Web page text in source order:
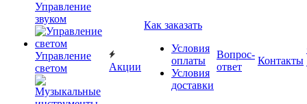
Управление
звуком
Управление
светом
Акции
Как заказать
Условия
оплаты
Условия
доставки
Вопрос-
ответ
Контакты